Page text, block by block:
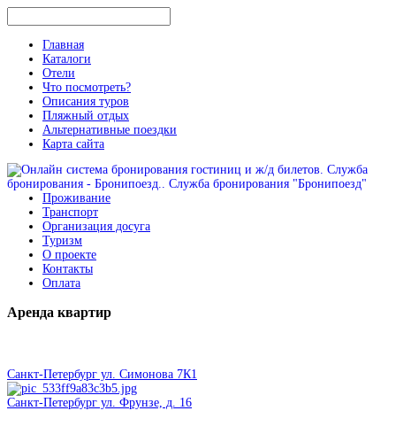
Главная
Каталоги
Отели
Что посмотреть?
Описания туров
Пляжный отдых
Альтернативные поездки
Карта сайта
Проживание
Транспорт
Организация досуга
Туризм
О проекте
Контакты
Оплата
Аренда квартир
Санкт-Петербург ул. Симонова 7К1
Санкт-Петербург ул. Фрунзе, д. 16